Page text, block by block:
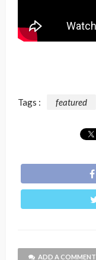
Tags : featured
ADD A COMMENT